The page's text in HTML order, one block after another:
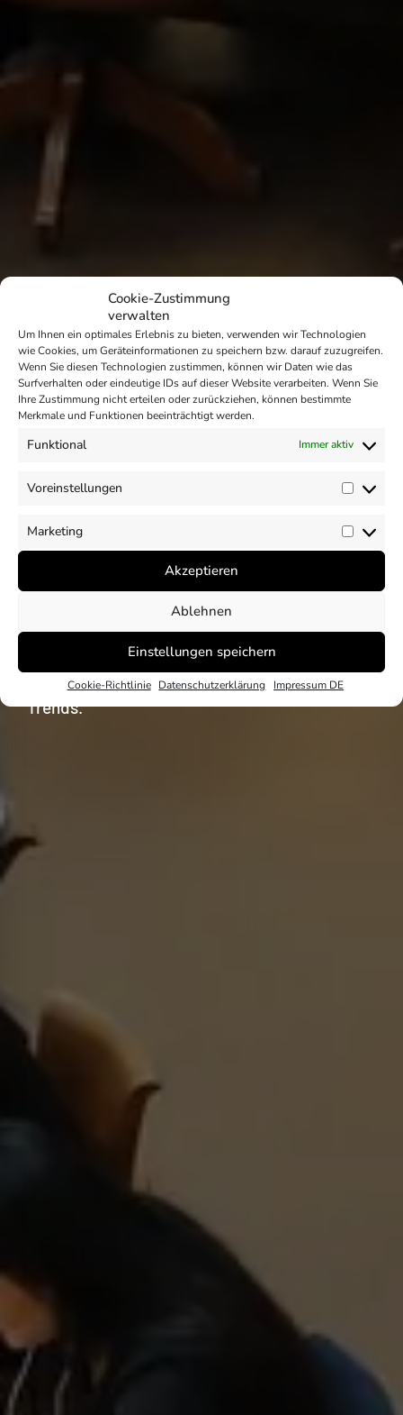
Cookie-Zustimmung
verwalten
Um Ihnen ein optimales Erlebnis zu bieten, verwenden wir Technologien
wie Cookies, um Geräteinformationen zu speichern bzw. darauf zuzugreifen.
Wenn Sie diesen Technologien zustimmen, können wir Daten wie das
Surfverhalten oder eindeutige IDs auf dieser Website verarbeiten. Wenn Sie
Ihre Zustimmung nicht erteilen oder zurückziehen, können bestimmte
Merkmale und Funktionen beeinträchtigt werden.
Funktional Immer aktiv
Voreinstellungen
Marketing
Akzeptieren
Ablehnen
Einstellungen speichern
Cookie-Richtlinie Datenschutzerklärung Impressum DE
Einblicke
Unser CSR und ESG
Blog
Unser Blog mit Beiträgen rund um die Themen
CSR und ESG. Analysen und Einblicke zu
nationalen und internationalen CSR und ESG
Trends.